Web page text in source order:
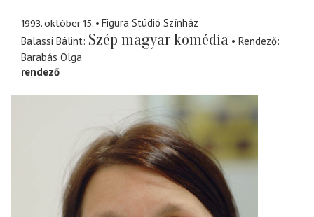
1993. október 15.
Figura Stúdió Színház
Balassi Bálint Szép magyar komédia
Rendező
Barabás Olga
rendező